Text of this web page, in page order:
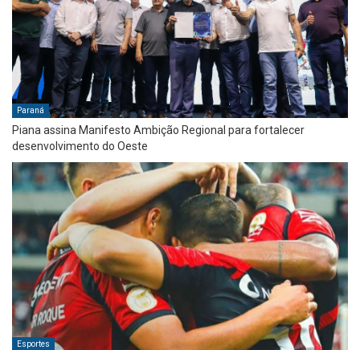
Paraná
Piana assina Manifesto Ambição Regional para fortalecer
desenvolvimento do Oeste
Esportes